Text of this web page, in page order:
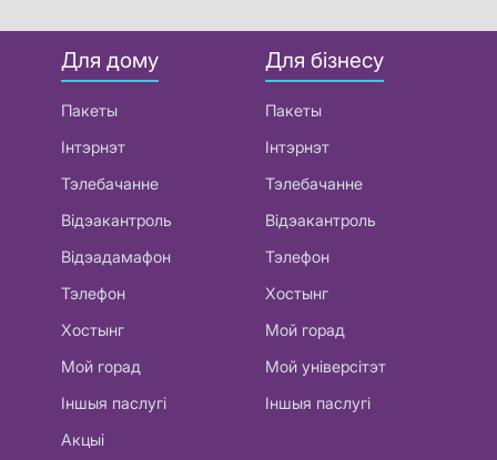
Для дому
Пакеты
Інтэрнэт
Тэлебачанне
Відэакантроль
Відэадамафон
Тэлефон
Хостынг
Мой горад
Іншыя паслугі
Акцыі
Для бізнесу
Пакеты
Інтэрнэт
Тэлебачанне
Відэакантроль
Тэлефон
Хостынг
Мой горад
Мой універсітэт
Іншыя паслугі